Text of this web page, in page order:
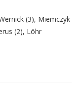
(3), Miemczyk
(2), Löhr